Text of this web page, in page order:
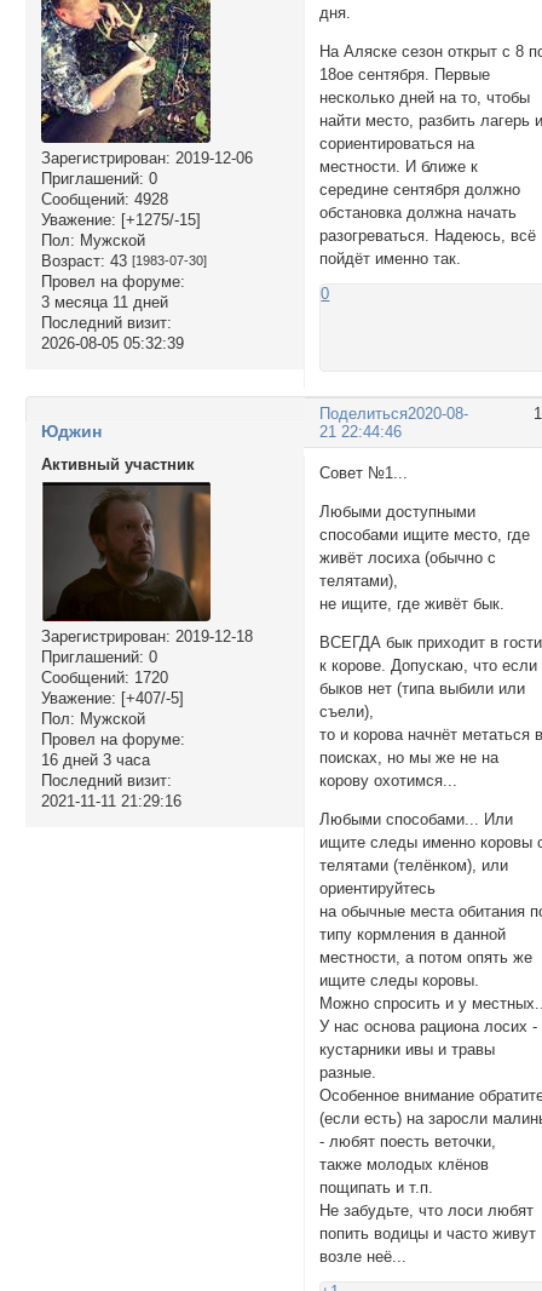
Зарегистрирован: 2019-12-06
Приглашений: 0
Сообщений: 4928
Уважение: [+1275/-15]
Пол: Мужской
Возраст: 43 [1983-07-30]
Провел на форуме:
3 месяца 11 дней
Последний визит:
2026-08-05 05:32:39
дня.
На Аляске сезон открыт с 8
18ое сентября. Первые
несколько дней на то, чтобы
найти место, разбить лагерь
сориентироваться на
местности. И ближе к
середине сентября должно
обстановка должна начать
разогреваться. Надеюсь, всё
пойдёт именно так.
0
Поделиться2020-08-
21 22:44:46
Юджин
Активный участник
Зарегистрирован: 2019-12-18
Приглашений: 0
Сообщений: 1720
Уважение: [+407/-5]
Пол: Мужской
Провел на форуме:
16 дней 3 часа
Последний визит:
2021-11-11 21:29:16
Совет №1...
Любыми доступными
способами ищите место, где
живёт лосиха (обычно с
телятами),
не ищите, где живёт бык.
ВСЕГДА бык приходит в гости
к корове. Допускаю, что если
быков нет (типа выбили или
съели),
то и корова начнёт метаться
поисках, но мы же не на
корову охотимся...
Любыми способами... Или
ищите следы именно коровы
телятами (телёнком), или
ориентируйтесь
на обычные места обитания
типу кормления в данной
местности, а потом опять же
ищите следы коровы.
Можно спросить и у
У нас основа рациона лосих -
кустарники ивы и травы
разные.
Особенное внимание
(если есть) на заросли
- любят поесть веточки,
также молодых клёнов
пощипать и т.п.
Не забудьте, что лоси любят
попить водицы и часто живут
возле неё...